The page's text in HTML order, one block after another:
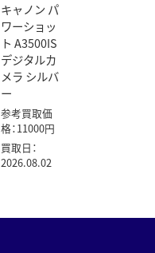
キャノン パ
ワーショッ
ト A3500IS
デジタルカ
メラ シルバ
ー
参考買取価
格：11000円
買取日：
2026.08.02